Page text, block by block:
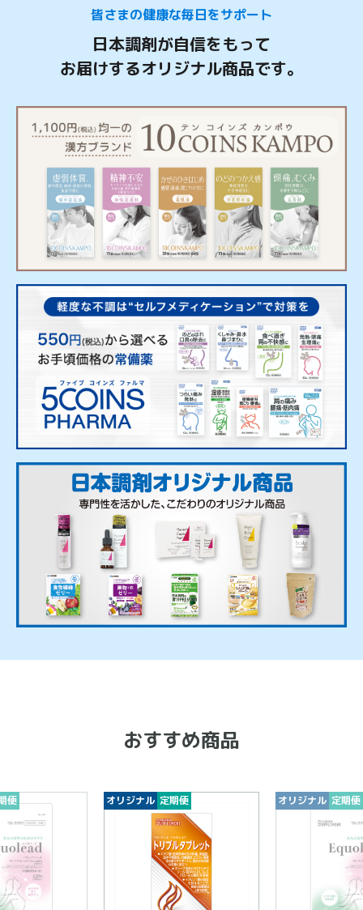
皆さまの健康な毎日をサポート
日本調剤が自信をもって
お届けするオリジナル商品です。
おすすめ商品
便 オリジナル 定期便 オリジナル 定期便